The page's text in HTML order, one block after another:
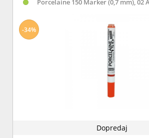
Porcelaine 150 Marker (0,7 mm), 02
Dopredaj
-34%